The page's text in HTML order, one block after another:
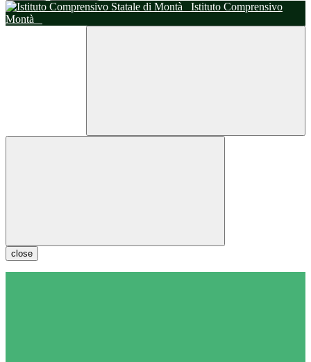
Istituto Comprensivo
Montà
close